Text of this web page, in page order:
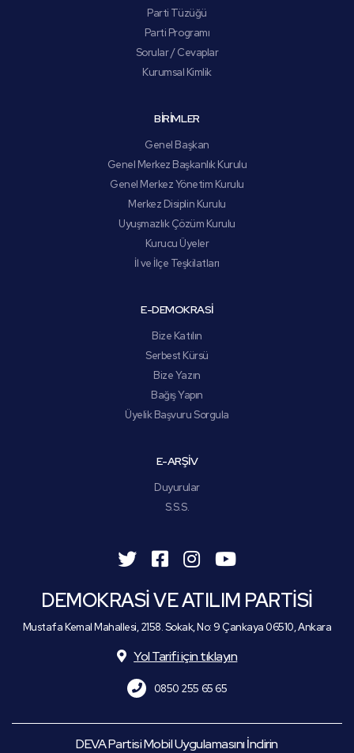
Parti Tüzüğü
Parti Programı
Sorular / Cevaplar
Kurumsal Kimlik
BİRİMLER
Genel Başkan
Genel Merkez Başkanlık Kurulu
Genel Merkez Yönetim Kurulu
Merkez Disiplin Kurulu
Uyuşmazlık Çözüm Kurulu
Kurucu Üyeler
İl ve İlçe Teşkilatları
E-DEMOKRASİ
Bize Katılın
Serbest Kürsü
Bize Yazın
Bağış Yapın
Üyelik Başvuru Sorgula
E-ARŞİV
Duyurular
S.S.S.
DEMOKRASİ VE ATILIM PARTİSİ
Mustafa Kemal Mahallesi, 2158. Sokak, No: 9 Çankaya 06510, Ankara
Yol Tarifi için tıklayın
0850 255 65 65
DEVA Partisi Mobil Uygulamasını İndirin